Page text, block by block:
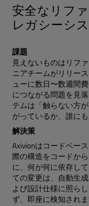
安全なリフ
レガシーシ
課題
見えないものはリフ
ニアチームがリリー
ューに数日〜数週間
につながる問題を見
テムは「触らない方
がっているか、誰に
解決策
Axivionはコードベー
際の構造をコードか
に、何が何に依存し
ての変更は、自動生
よび設計仕様に照ら
ず、即座に検知されま